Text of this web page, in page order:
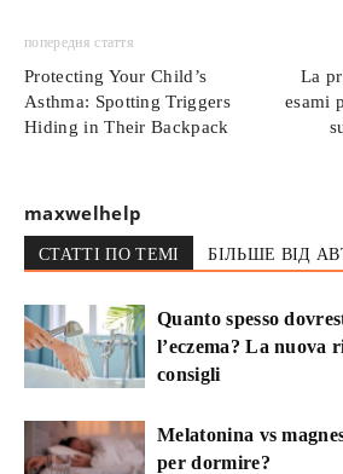
попередня стаття
Protecting Your Child’s
Asthma: Spotting Triggers
Hiding in Their Backpack
La
esami
maxwelhelp
СТАТТІ ПО ТЕМІ БІЛЬШЕ ВІД
Quanto spesso
l’eczema? La nuova
consigli
Melatonina vs
per dormire?